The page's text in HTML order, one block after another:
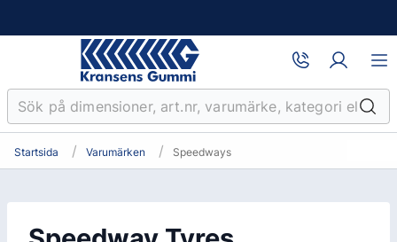
Startsida Varumärken Speedways